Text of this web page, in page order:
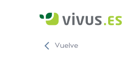
Vuelve